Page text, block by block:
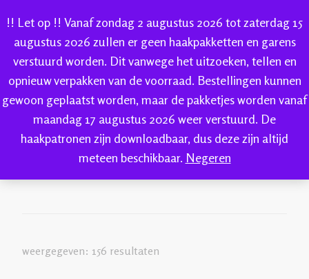
!! Let op !! Vanaf zondag 2 augustus 2026 tot zaterdag 15
augustus 2026 zullen er geen haakpakketten en garens
verstuurd worden. Dit vanwege het uitzoeken, tellen en
opnieuw verpakken van de voorraad. Bestellingen kunnen
gewoon geplaatst worden, maar de pakketjes worden vanaf
maandag 17 augustus 2026 weer verstuurd. De
haakpatronen zijn downloadbaar, dus deze zijn altijd
meteen beschikbaar. Negeren
IK-KE
webshop voor handgeverfde garen 100% katoen en
sokkenwol
IK-KE Welkom bij IK-KE katoen (pagina 16)
katoen
weergegeven: 156 resultaten